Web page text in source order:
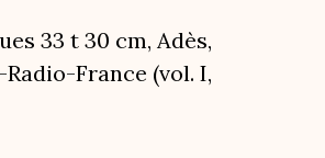
33 t 30 cm, Adès,
France (vol. I,